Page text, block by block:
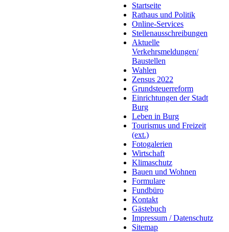
Startseite
Rathaus und Politik
Online-Services
Stellenausschreibungen
Aktuelle
Verkehrsmeldungen/
Baustellen
Wahlen
Zensus 2022
Grundsteuerreform
Einrichtungen der Stadt
Burg
Leben in Burg
Tourismus und Freizeit
(ext.)
Fotogalerien
Wirtschaft
Klimaschutz
Bauen und Wohnen
Formulare
Fundbüro
Kontakt
Gästebuch
Impressum / Datenschutz
Sitemap